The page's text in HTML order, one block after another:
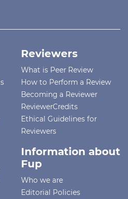
Reviewers
What is Peer Review
How to Perform a Review
Becoming a Reviewer
ReviewerCredits
Ethical Guidelines for
Reviewers
Information about
Fup
Who we are
Editorial Policies